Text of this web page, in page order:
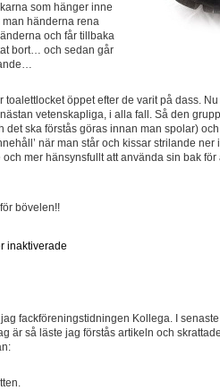
som hänger inne
man händerna rena
och får tillbaka
bort… och sedan går
öppet efter de varit på dass.
vetenskapliga, i alla fall. Så den
det ska förstås göras innan man spolar)
när man står och kissar strilande
mer hänsynsfullt att använda sin bak för
bövelen!!
inaktiverade
fackföreningstidningen Kollega. I
är så läste jag förstås artikeln och